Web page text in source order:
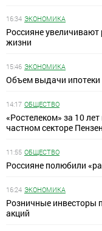
16:34 ЭКОНОМИКА
Россияне
жизни
15:46 ЭКОНОМИКА
Объем выдачи ипотеки
14:17 ОБЩЕСТВО
«Ростелеком» за 10
частном секторе
11:55 ОБЩЕСТВО
Россияне полюбили
16:24 ЭКОНОМИКА
Розничные инвесторы
акций